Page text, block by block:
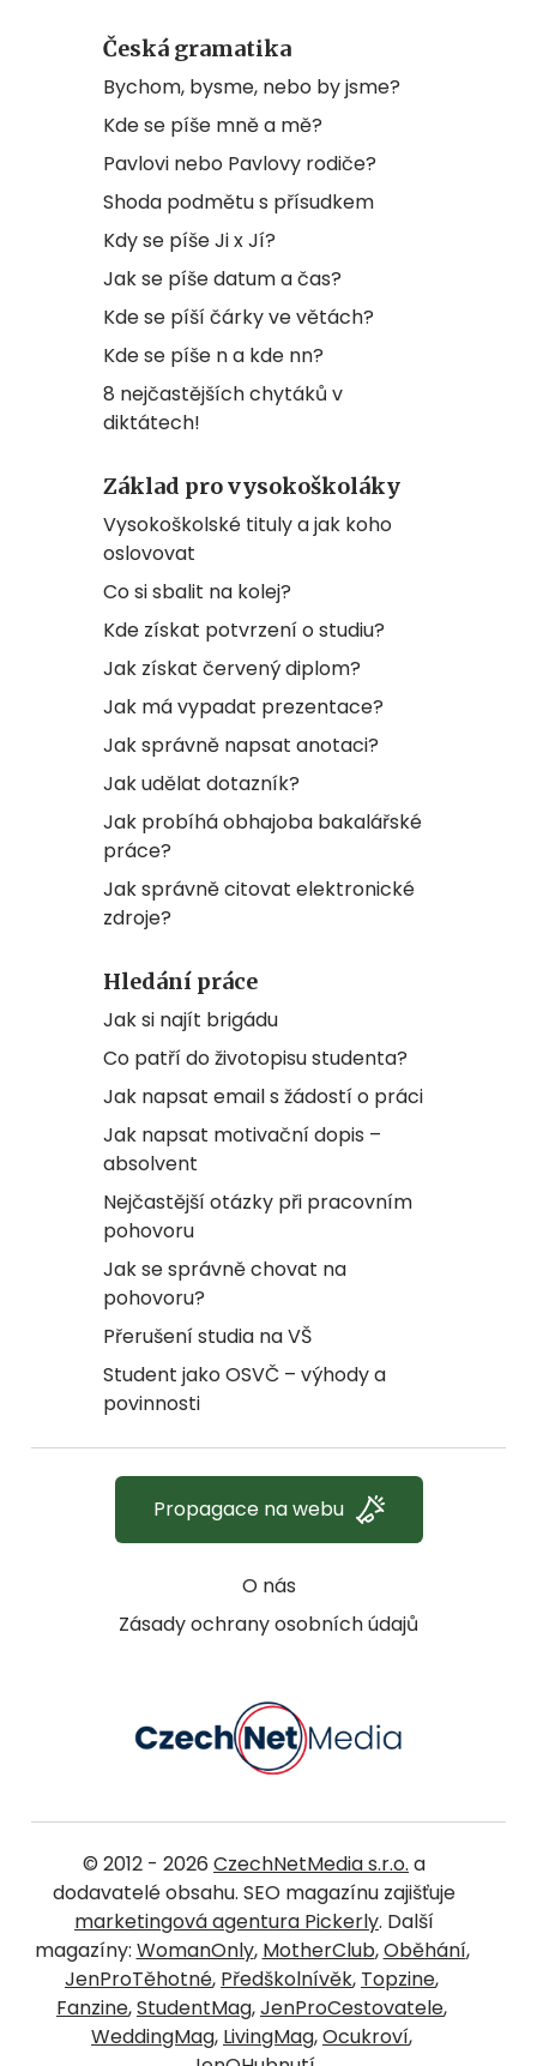
Česká gramatika
Bychom, bysme, nebo by jsme?
Kde se píše mně a mě?
Pavlovi nebo Pavlovy rodiče?
Shoda podmětu s přísudkem
Kdy se píše Ji x Jí?
Jak se píše datum a čas?
Kde se píší čárky ve větách?
Kde se píše n a kde nn?
8 nejčastějších chytáků v
diktátech!
Základ pro vysokoškoláky
Vysokoškolské tituly a jak koho
oslovovat
Co si sbalit na kolej?
Kde získat potvrzení o studiu?
Jak získat červený diplom?
Jak má vypadat prezentace?
Jak správně napsat anotaci?
Jak udělat dotazník?
Jak probíhá obhajoba bakalářské
práce?
Jak správně citovat elektronické
zdroje?
Hledání práce
Jak si najít brigádu
Co patří do životopisu studenta?
Jak napsat email s žádostí o práci
Jak napsat motivační dopis –
absolvent
Nejčastější otázky při pracovním
pohovoru
Jak se správně chovat na
pohovoru?
Přerušení studia na VŠ
Student jako OSVČ – výhody a
povinnosti
O nás
Zásady ochrany osobních údajů
Propagace na webu
© 2012 - 2026 CzechNetMedia s.r.o. a
dodavatelé obsahu. SEO magazínu zajišťuje
marketingová agentura Pickerly. Další
magazíny: WomanOnly, MotherClub,Oběhání,
JenProTěhotné, Předškolnívěk, Topzine,
Fanzine,StudentMag,JenProCestovatele,
WeddingMag, LivingMag,Ocukroví,